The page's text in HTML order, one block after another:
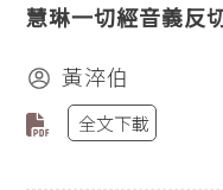
慧琳一切經音義反
黃淬伯
全文下載